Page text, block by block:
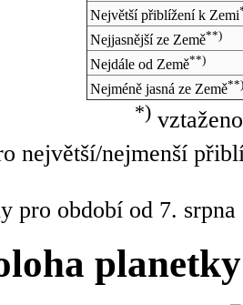
Největší přiblížení k Zemi
Nejjasnější ze Země**)
Nejdále od Země**)
Nejméně jasná ze Země**)
*)
největší/nejmenší
pro období od 7.